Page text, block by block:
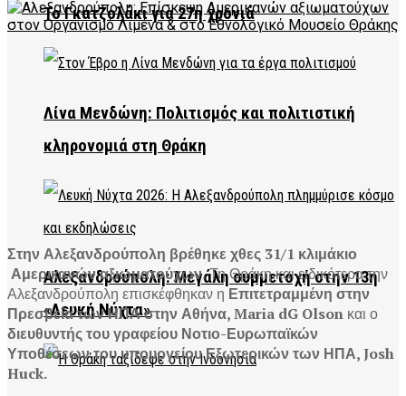
Το Γκατζολάκι για 27η χρονιά
Λίνα Μενδώνη: Πολιτισμός και πολιτιστική
κληρονομιά στη Θράκη
Αλεξανδρούπολη: Μεγάλη συμμετοχή στην 13η
«Λευκή Νύχτα»
Στην Αλεξανδρούπολη βρέθηκε χθες 31/1 κλιμάκιο
Αμερικανών αξιωματούχων.Τη Θράκη και ειδικότερα την
Αλεξανδρούπολη επισκέφθηκαν η Επιτετραμμένη στην
Πρεσβεία των ΗΠΑ στην Αθήνα, Maria dG Olson και ο
διευθυντής του γραφείου Νοτιο-Ευρωπαϊκών
Υποθέσεων του υπουργείου Εξωτερικών των ΗΠΑ, Josh
Huck.